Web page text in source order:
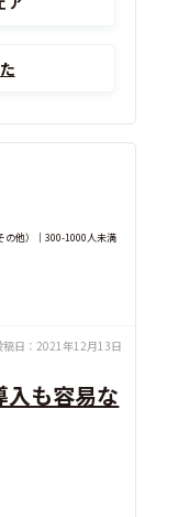
の他）｜300-1000人未満
日： 2021年12月13日
も容易な